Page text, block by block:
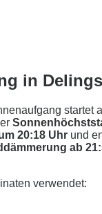
in
startet
20:18 Uhr und
ab
verwendet: